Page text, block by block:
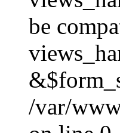
be
/var/